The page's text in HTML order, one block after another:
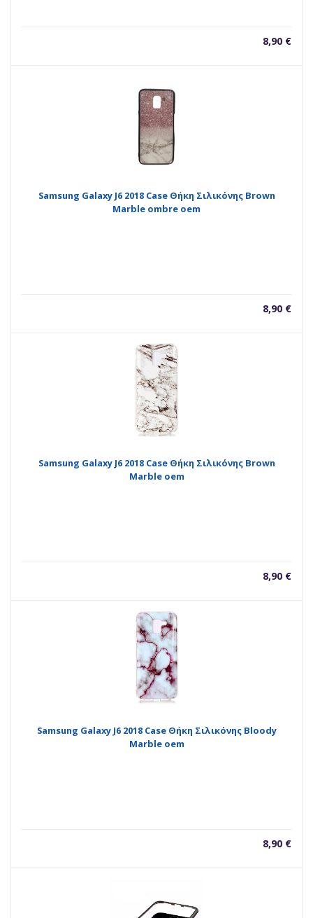
8,90 €
Samsung Galaxy J6 2018 Case Θήκη Σιλικόνης Brown
Marble ombre oem
8,90 €
Samsung Galaxy J6 2018 Case Θήκη Σιλικόνης Brown
Marble oem
8,90 €
Samsung Galaxy J6 2018 Case Θήκη Σιλικόνης Bloody
Marble oem
8,90 €